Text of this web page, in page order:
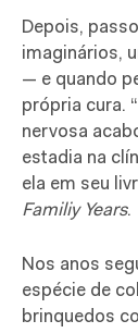
Depois,
imaginários,
— e quando
própria cura.
nervosa
estadia na
ela em seu
Familiy Years.
Nos anos
espécie de
brinquedos